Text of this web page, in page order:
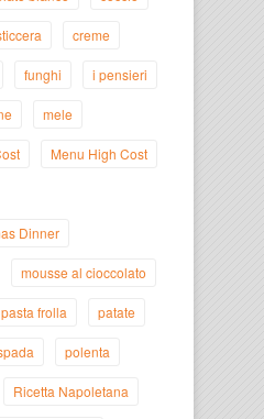
creme
funghi i pensieri
mele
Menu High Cost
Dinner
mousse al cioccolato
pasta frolla patate
polenta
Ricetta Napoletana